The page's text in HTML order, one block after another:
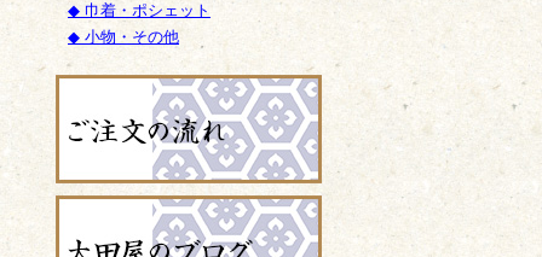
◆ 巾着・ポシェット
◆ 小物・その他